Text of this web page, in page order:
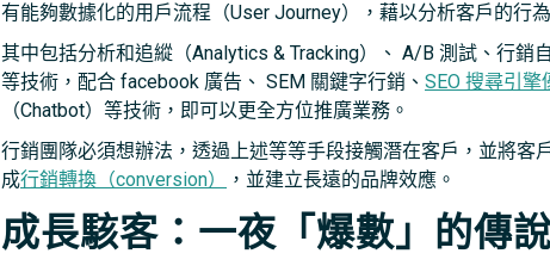
有能夠數據化的用戶流程（User Journey），藉以分析客戶的行
其中包括分析和追縱（Analytics & Tracking）、 A/B 測試、行銷
等技術，配合 facebook 廣告、 SEM 關鍵字行銷、 SEO 搜尋引擎
（Chatbot）等技術，即可以更全方位推廣業務。
行銷團隊必須想辦法，透過上述等等手段接觸潛在客戶，並將
成行銷轉換（conversion） ，並建立長遠的品牌效應。
成長駭客：一夜「爆數」的傳